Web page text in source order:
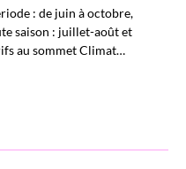
: de juin à octobre,
saison : juillet-août et
au sommet Climat…